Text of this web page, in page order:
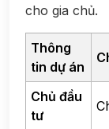
cho gia chủ.
Thông
tin dự án
Chủ đầu
tư